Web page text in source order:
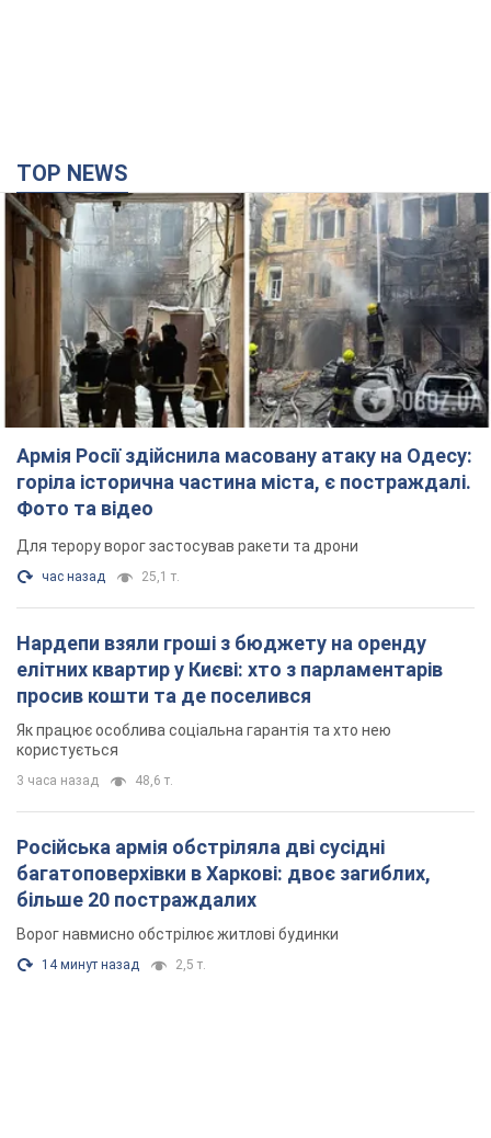
TOP NEWS
Армія Росії здійснила масовану атаку на Одесу:
горіла історична частина міста, є постраждалі.
Фото та відео
Для терору ворог застосував ракети та дрони
час назад 25,1 т.
Нардепи взяли гроші з бюджету на оренду
елітних квартир у Києві: хто з парламентарів
просив кошти та де поселився
Як працює особлива соціальна гарантія та хто нею
користується
3 часа назад 48,6 т.
Російська армія обстріляла дві сусідні
багатоповерхівки в Харкові: двоє загиблих,
більше 20 постраждалих
Ворог навмисно обстрілює житлові будинки
14 минут назад 2,5 т.